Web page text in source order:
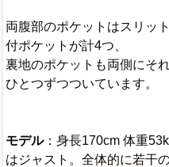
両腹部のポケットはスリッ
付ポケットが計4つ、
裏地のポケットも両側にそ
ひとつずつついています。
モデル：身長170cm 体重
はジャスト。全体的に若干